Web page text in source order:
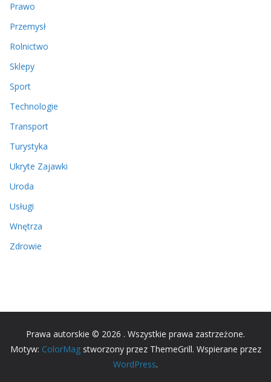
Prawo
Przemysł
Rolnictwo
Sklepy
Sport
Technologie
Transport
Turystyka
Ukryte Zajawki
Uroda
Usługi
Wnętrza
Zdrowie
Prawa autorskie © 2026 . Wszystkie prawa zastrzeżone.
Motyw: ColorMagstworzony przez ThemeGrill. Wspierane przez
WordPress.